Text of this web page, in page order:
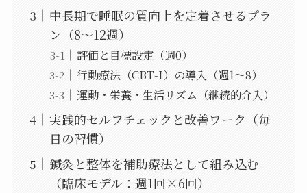
中長期で睡眠の質向上を定着させるプラ
ン（8〜12週）
評価と目標設定（週0）
行動療法（CBT‑I）の導入（週1〜8）
運動・栄養・生活リズム（継続的介入）
実践的セルフチェックと改善ワーク（毎
日の習慣）
鍼灸と整体を補助療法として組み込む
（臨床モデル：週1回×6回）